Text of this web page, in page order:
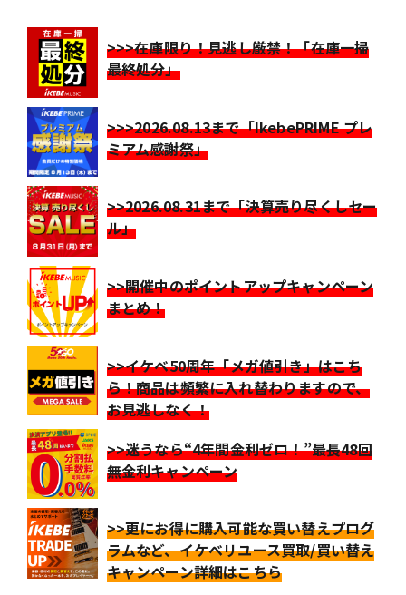
>>>在庫限り！見逃し厳禁！「在庫一掃
最終処分」
>>>2026.08.13まで「IkebePRIME プレ
ミアム感謝祭」
>>2026.08.31まで「決算売り尽くしセー
ル」
>>開催中のポイントアップキャンペーン
まとめ！
>>イケベ50周年「メガ値引き」はこち
ら！商品は頻繁に入れ替わりますので、
お見逃しなく！
>>迷うなら“4年間金利ゼロ！”最長48回
無金利キャンペーン
>>更にお得に購入可能な買い替えプログ
ラムなど、イケベリユース買取/買い替え
キャンペーン詳細はこちら